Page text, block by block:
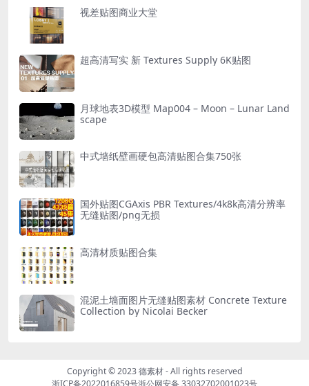
视差贴图商业大堂
超高清写实 新 Textures Supply 6K贴图
月球地表3D模型 Map004 – Moon – Lunar Land
scape
中式墙纸壁画硬包高清贴图合集750张
国外贴图CGAxis PBR Textures/4k8k高清分辨率
无缝贴图/png无损
高清材质贴图合集
混泥土墙面图片无缝贴图素材 Concrete Texture
Collection by Nicolai Becker
Copyright © 2023德素材- All rights reserved